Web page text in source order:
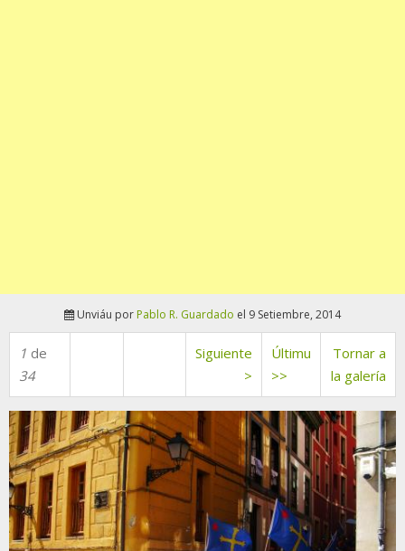
Unviáu por Pablo R. Guardado el 9 Setiembre, 2014
1 de
34
Siguiente
>
Últimu
>>
Tornar a
la galería